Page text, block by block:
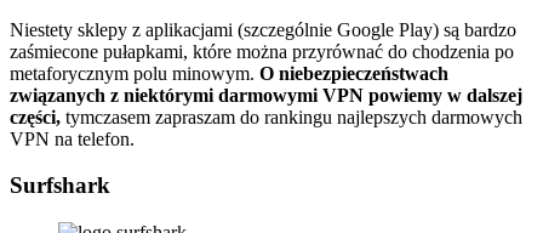
Niestety sklepy z aplikacjami (szczególnie Google Play) są bardzo
zaśmiecone pułapkami, które można przyrównać do chodzenia po
metaforycznym polu minowym. O niebezpieczeństwach
związanych z niektórymi darmowymi VPN powiemy w dalszej
części, tymczasem zapraszam do rankingu najlepszych darmowych
VPN na telefon.
Surfshark